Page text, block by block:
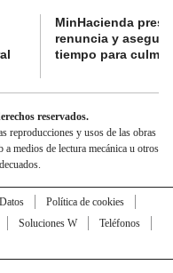
MinHacienda
renuncia y
tiempo para
reservados.
reproducciones y usos de las obras
a medios de lectura mecánica u otros
Política de cookies
Soluciones W
Teléfonos